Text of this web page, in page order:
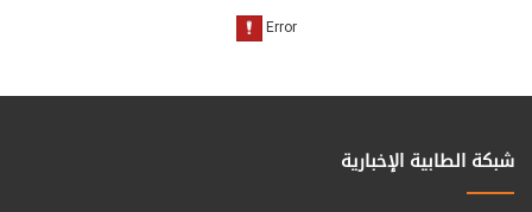
شبكة الطابية الإخبارية